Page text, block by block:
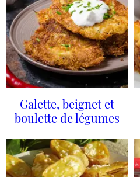
Galette, beignet et
boulette de légumes